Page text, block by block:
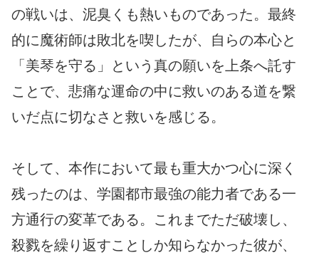
の戦いは、泥臭くも熱いものであった。最終
的に魔術師は敗北を喫したが、自らの本心と
「美琴を守る」という真の願いを上条へ託す
ことで、悲痛な運命の中に救いのある道を繋
いだ点に切なさと救いを感じる。
そして、本作において最も重大かつ心に深く
残ったのは、学園都市最強の能力者である一
方通行の変革である。これまでただ破壊し、
殺戮を繰り返すことしか知らなかった彼が、